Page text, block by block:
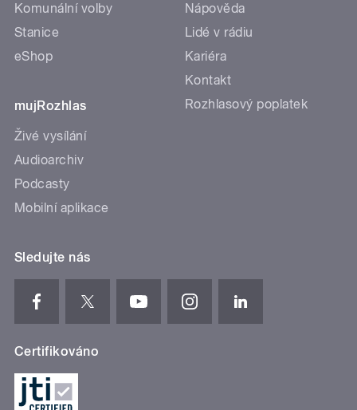
Komunální volby
Stanice
eShop
mujRozhlas
Živé vysílání
Audioarchiv
Podcasty
Mobilní aplikace
Nápověda
Lidé v rádiu
Kariéra
Kontakt
Rozhlasový poplatek
Sledujte nás
Certifikováno